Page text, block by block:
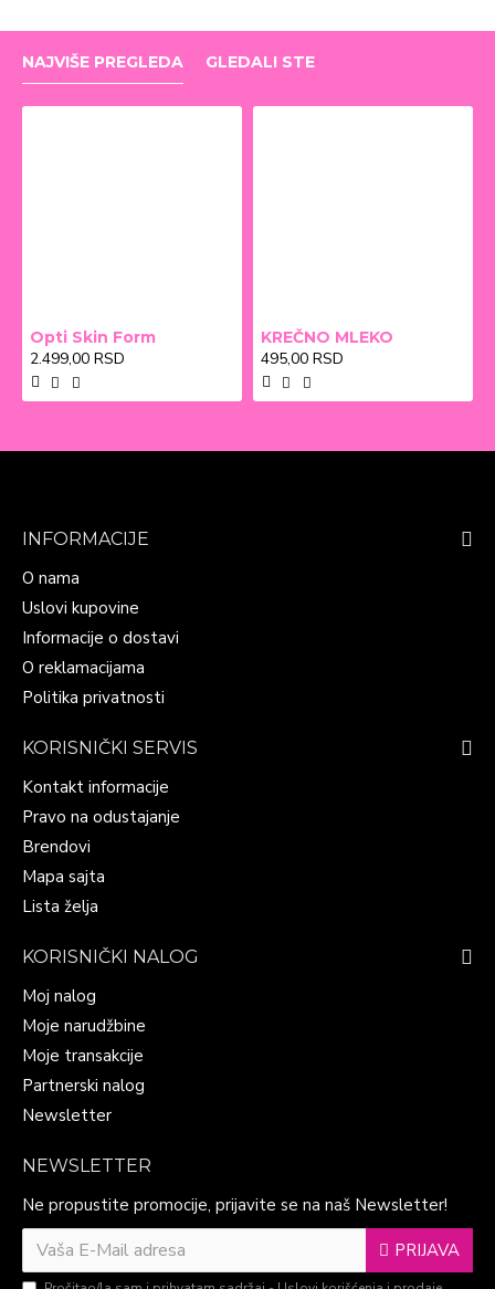
NAJVIŠE PREGLEDA GLEDALI STE
Opti Skin Form
2.499,00 RSD
KREČNO MLEKO
495,00 RSD
INFORMACIJE
O nama
Uslovi kupovine
Informacije o dostavi
O reklamacijama
Politika privatnosti
KORISNIČKI SERVIS
Kontakt informacije
Pravo na odustajanje
Brendovi
Mapa sajta
Lista želja
KORISNIČKI NALOG
Moj nalog
Moje narudžbine
Moje transakcije
Partnerski nalog
Newsletter
NEWSLETTER
Ne propustite promocije, prijavite se na naš Newsletter!
PRIJAVA